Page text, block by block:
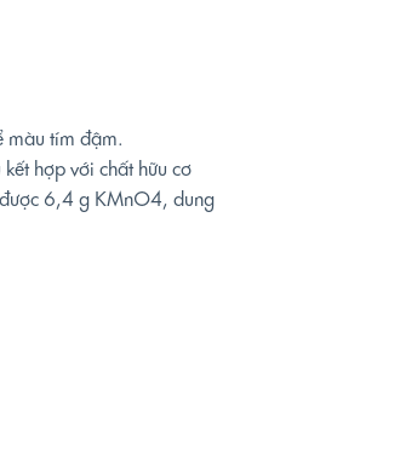
màu tím đậm.
hợp với chất hữu cơ
6,4 g KMnO4, dung